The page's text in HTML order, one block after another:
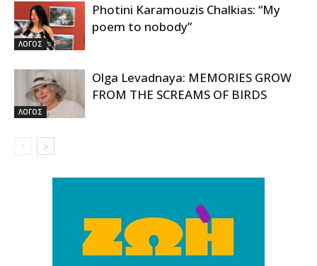
ΛΟΓΟΣ
Photini Karamouzis Chalkias: “My
poem to nobody”
ΛΟΓΟΣ
Olga Levadnaya: MEMORIES GROW
FROM THE SCREAMS OF BIRDS